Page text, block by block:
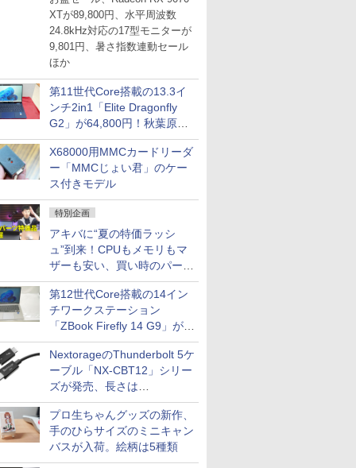
XTが89,800円、水平周波数
24.8kHz対応の17型モニターが
9,801円、暑さ指数連動セール
ほか
第11世代Core搭載の13.3イ
ンチ2in1「Elite Dragonfly
G2」が64,800円！秋葉原で
中古PCセール
X68000用MMCカードリーダ
ー「MMCじょい君」のケー
ス付きモデル
特別企画
アキバに“夏の特価ラッシ
ュ”到来！CPUもメモリもマ
ザーも安い、買い時のパーツ
は？【8月7日(金)22時配信】
第12世代Core搭載の14イン
チワークステーション
「ZBook Firefly 14 G9」が
79,800円！秋葉原で中古PC
セール
NextorageのThunderbolt 5ケ
ーブル「NX-CBT12」シリー
ズが発売、長さは
30cm/50cm/1mの3種類
プロ生ちゃんグッズの新作、
手のひらサイズのミニキャン
バスが入荷。絵柄は5種類